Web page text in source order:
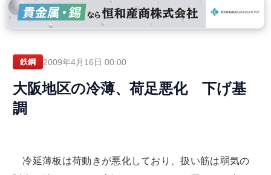
鉄鋼 2009年4月16日 00:00
大阪地区の冷薄、荷足悪化 下げ基
調
冷延薄板は荷動きが悪化しており、扱い筋は弱気の